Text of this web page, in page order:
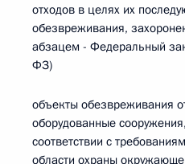
отходов в целях их
обезвреживания,
абзацем - Федеральный
ФЗ)
объекты обезвреживания
оборудованные
соответствии с
области охраны